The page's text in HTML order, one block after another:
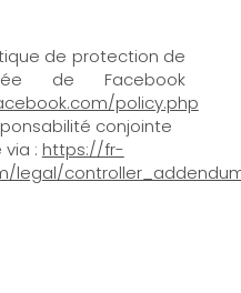
de protection de
de Facebook
policy.php
conjointe
: https://fr-
legal/